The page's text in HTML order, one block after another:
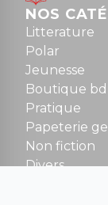
Dimanche :
Tel : 01 48 89
Fermé le
NOUS
contact@la-
NOS
Litterature
Polar
Jeunesse
Boutique bd
Pratique
Papeterie
Non fiction
Divers